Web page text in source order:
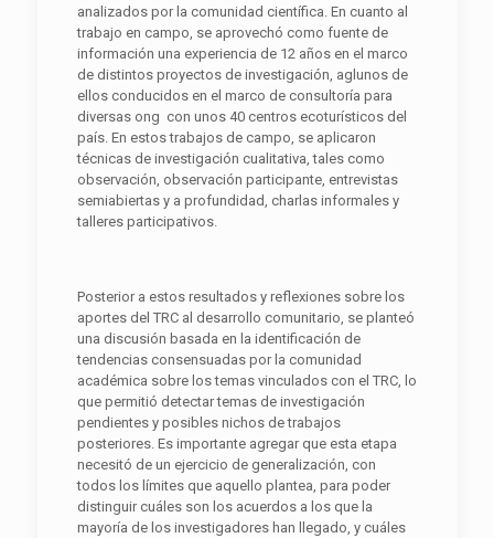
analizados por la comunidad científica. En cuanto al
trabajo en campo, se aprovechó como fuente de
información una experiencia de 12 años en el marco
de distintos proyectos de investigación, aglunos de
ellos conducidos en el marco de consultoría para
diversas ong con unos 40 centros ecoturísticos del
país. En estos trabajos de campo, se aplicaron
técnicas de investigación cualitativa, tales como
observación, observación participante, entrevistas
semiabiertas y a profundidad, charlas informales y
talleres participativos.
Posterior a estos resultados y reflexiones sobre los
aportes del TRC al desarrollo comunitario, se planteó
una discusión basada en la identificación de
tendencias consensuadas por la comunidad
académica sobre los temas vinculados con el TRC, lo
que permitió detectar temas de investigación
pendientes y posibles nichos de trabajos
posteriores. Es importante agregar que esta etapa
necesitó de un ejercicio de generalización, con
todos los límites que aquello plantea, para poder
distinguir cuáles son los acuerdos a los que la
mayoría de los investigadores han llegado, y cuáles